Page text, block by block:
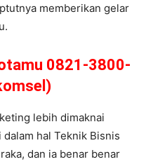
memberikan gelar
0821-3800-
lebih dimaknai
hal Teknik Bisnis
dan ia benar benar